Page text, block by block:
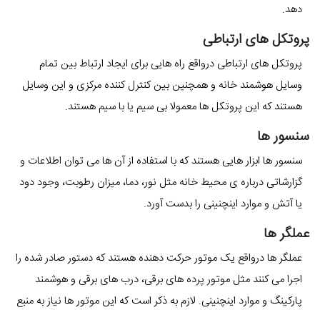
دهد.
پروتکل های ارتباطی
پروتکل های ارتباطی درواقع راه هایی برای ایجاد ارتباط بین تمام
وسایل هوشمند خانه و همچنین بین کنترل کننده مرکزی و این وسایل
هستند که این پروتکل ها معمولا بی سیم یا با سیم هستند.
سنسور ها
سنسور ها ابزار هایی هستند که با استفاده از آن ها می توان اطلاعات و
گزارشاتی درباره ی محیط خانه مثل نور، دما، میزان رطوبت، وجود دود
یا آتش و موارد اینچنینی را بدست آورد.
عملگر ها
عملگر ها درواقع یک موتور حرکت دهنده هستند که دستور صادر شده را
اجرا می کنند مثل موتور پرده های برقی، درب های برقی و هوشمند
پارکینگ و موارد اینچنینی. لازم به ذکر است که این موتور ها نیاز به منبع